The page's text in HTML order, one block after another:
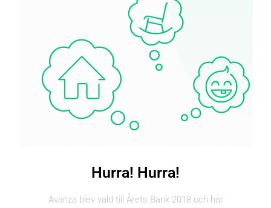
Hurra! Hurra!
Avanza blev vald till Årets Bank 2018 och har